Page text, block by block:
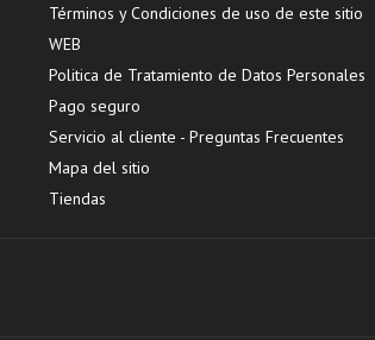
Términos y Condiciones de uso de este sitio
WEB
Politica de Tratamiento de Datos Personales
Pago seguro
Servicio al cliente - Preguntas Frecuentes
Mapa del sitio
Tiendas